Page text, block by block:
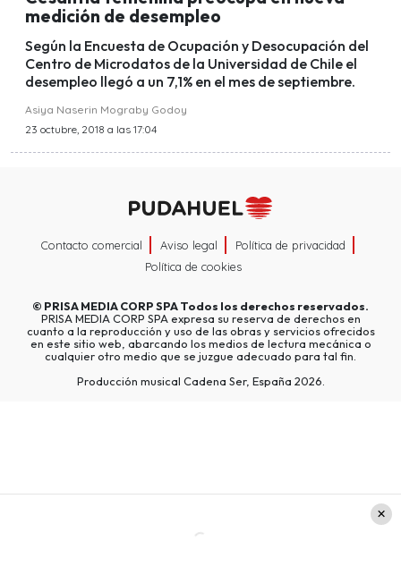
medición de desempleo
Según la Encuesta de Ocupación y Desocupación del
Centro de Microdatos de la Universidad de Chile el
desempleo llegó a un 7,1% en el mes de septiembre.
Asiya Naserin Mograby Godoy
23 octubre, 2018 a las 17:04
Contacto comercial Aviso legal
Política de privacidad
Política de cookies
© PRISA MEDIA CORP SPATodos los derechos reservados.
PRISA MEDIA CORP SPA expresa su reserva de derechos en
cuanto a la reproducción y uso de las obras y servicios ofrecidos
en este sitio web, abarcando los medios de lectura mecánica o
cualquier otro medio que se juzgue adecuado para tal fin.
Producción musical Cadena Ser, España 2026.